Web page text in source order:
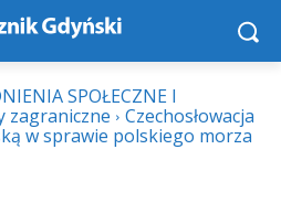
SPOŁECZNE I
zagraniczne
Czechosłowacja
w sprawie polskiego morza